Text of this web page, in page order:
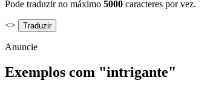
Pode traduzir no máximo 5000 caracteres por vez.
<>
Anuncie
Exemplos com "intrigante"